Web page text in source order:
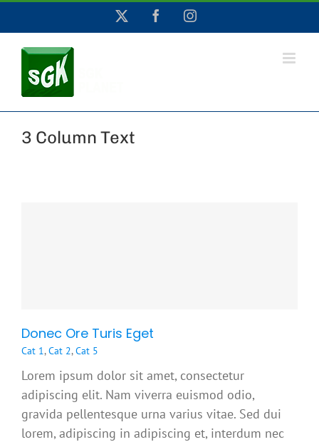
contenido
FacebookInstagram
3 Column Text
Donec Ore Turis Eget
Cat 1,Cat 2,Cat 5
Lorem ipsum dolor sit amet, consectetur
adipiscing elit. Nam viverra euismod odio,
gravida pellentesque urna varius vitae. Sed dui
lorem, adipiscing in adipiscing et, interdum nec